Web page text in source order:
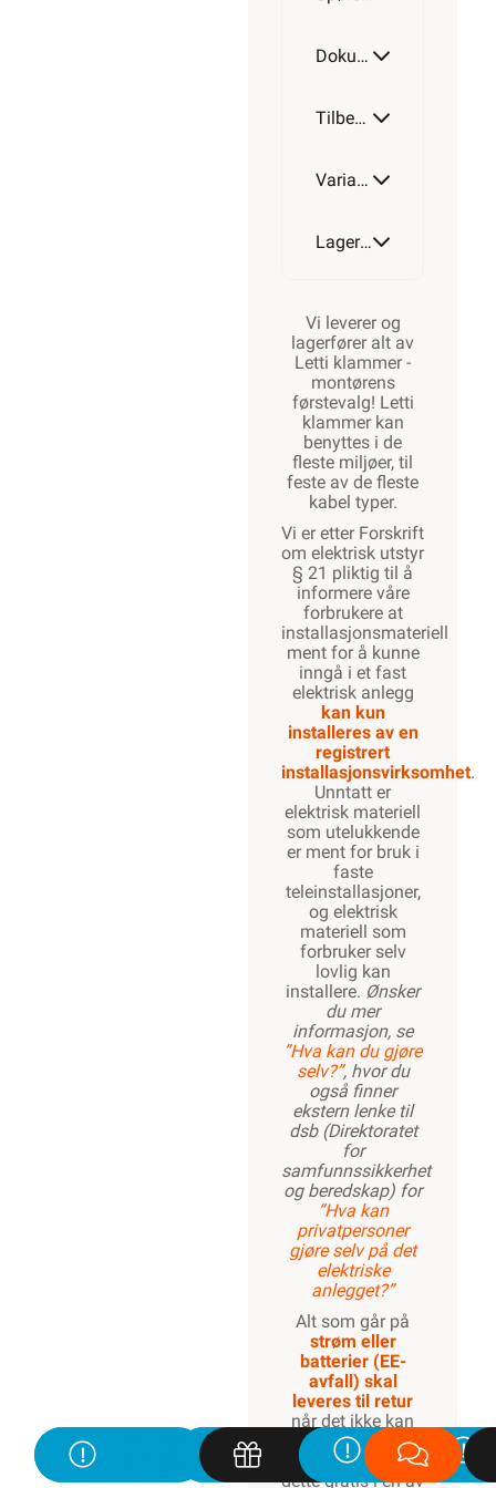
Dokumentasjon
Tilbehør
Varianter av artikkel
Lagerstatus
Vi leverer og
lagerfører alt av
Letti klammer -
montørens
førstevalg! Letti
klammer kan
benyttes i de
fleste miljøer, til
feste av de fleste
kabel typer.
Vi er etter Forskrift
om elektrisk utstyr
§ 21 pliktig til å
informere våre
forbrukere at
installasjonsmateriell
ment for å kunne
inngå i et fast
elektrisk anlegg
kan kun
installeres av en
registrert
installasjonsvirksomhet.
Unntatt er
elektrisk materiell
som utelukkende
er ment for bruk i
faste
teleinstallasjoner,
og elektrisk
materiell som
forbruker selv
lovlig kan
installere. Ønsker
du mer
informasjon, se
”Hva kan du gjøre
selv?”, hvor du
også finner
ekstern lenke til
dsb (Direktoratet
for
samfunnssikkerhet
og beredskap) for
“Hva kan
privatpersoner
gjøre selv på det
elektriske
anlegget?”
Alt som går på
strøm eller
batterier (EE-
avfall) skal
leveres til retur
når det ikke kan
brukes lenger. Du
kan returnere
dette gratis i en av